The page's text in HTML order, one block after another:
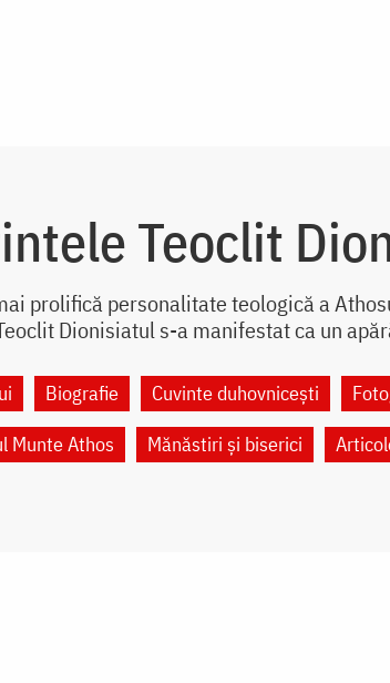
Teoclit
prolifică personalitate teologică a
Dionisiatul s-a manifestat ca un
Biografie Cuvinte duhovnicești
Munte Athos
Mănăstiri și biserici